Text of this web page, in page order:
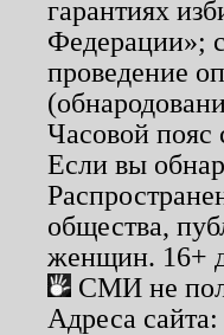
гарантиях
Федерации»;
проведение
Часовой пояс
Если вы
общества,
женщин. 16+
СМИ не
Адреса сайта: